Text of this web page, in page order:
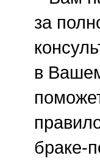
за
в
браке-